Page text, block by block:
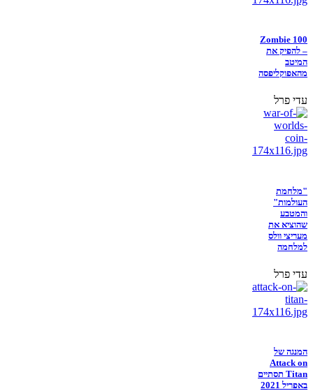
Zombie 100
– להפיק את
המיטב
מהאפוקליפסה
עדי פרל
"מלחמת
העולמות"
והמטבע
שהוציא את
מעריצי וולס
למלחמה
עדי פרל
המנגה של
Attack on
Titan תסתיים
באפריל 2021